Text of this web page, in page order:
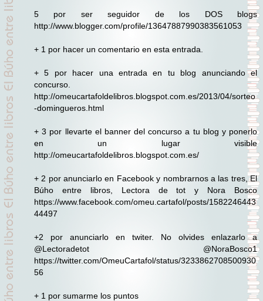
5 por ser seguidor de los DOS blogs
http://www.blogger.com/profile/13647887990383561053
+ 1 por hacer un comentario en esta entrada.
+ 5 por hacer una entrada en tu blog anunciando el
concurso.
http://omeucartafoldelibros.blogspot.com.es/2013/04/sorteo
-domingueros.html
+ 3 por llevarte el banner del concurso a tu blog y ponerlo
en un lugar visible
http://omeucartafoldelibros.blogspot.com.es/
+ 2 por anunciarlo en Facebook y nombrarnos a las tres, El
Búho entre libros, Lectora de tot y Nora Bosco
https://www.facebook.com/omeu.cartafol/posts/1582246443
44497
+2 por anunciarlo en twiter. No olvides enlazarlo a
@Lectoradetot @NoraBosco1
https://twitter.com/OmeuCartafol/status/3233862708500930
56
+ 1 por sumarme los puntos